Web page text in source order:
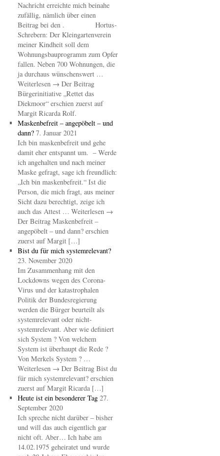
Nachricht erreichte mich beinahe
zufällig, nämlich über einen
Beitrag bei den . Hortus-
Schrebern: Der Kleingartenverein
meiner Kindheit soll dem
Wohnungsbauprogramm zum Opfer
fallen. Neben 700 Wohnungen, die
ja durchaus wünschenswert …
Weiterlesen → Der Beitrag
Bürgerinitiative „Rettet das
Diekmoor“ erschien zuerst auf
Margit Ricarda Rolf.
Maskenbefreit – angepöbelt – und
dann? 7. Januar 2021
Ich bin maskenbefreit und gehe
damit eher entspannt um. – Werde
ich angehalten und nach meiner
Maske gefragt, sage ich freundlich:
„Ich bin maskenbefreit.“ Ist die
Person, die mich fragt, aus meiner
Sicht dazu berechtigt, zeige ich
auch das Attest … Weiterlesen →
Der Beitrag Maskenbefreit –
angepöbelt – und dann? erschien
zuerst auf Margit […]
Bist du für mich systemrelevant?
23. November 2020
Im Zusammenhang mit den
Lockdowns wegen des Corona-
Virus und der katastrophalen
Politik der Bundesregierung
werden die Bürger beurteilt als
systemrelevant oder nicht-
systemrelevant. Aber wie definiert
sich System ? Von welchem
System ist überhaupt die Rede ?
Von Merkels System ? …
Weiterlesen → Der Beitrag Bist du
für mich systemrelevant? erschien
zuerst auf Margit Ricarda […]
Heute ist ein besonderer Tag 27.
September 2020
Ich spreche nicht darüber – bisher
und will das auch eigentlich gar
nicht oft. Aber… Ich habe am
14.02.1975 geheiratet und wurde